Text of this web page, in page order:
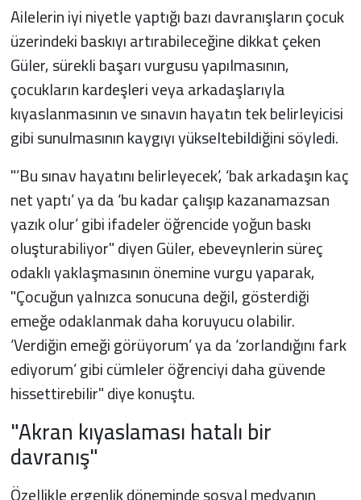
Ailelerin iyi niyetle yaptığı bazı davranışların çocuk
üzerindeki baskıyı artırabileceğine dikkat çeken
Güler, sürekli başarı vurgusu yapılmasının,
çocukların kardeşleri veya arkadaşlarıyla
kıyaslanmasının ve sınavın hayatın tek belirleyicisi
gibi sunulmasının kaygıyı yükseltebildiğini söyledi.
"’Bu sınav hayatını belirleyecek’, ‘bak arkadaşın kaç
net yaptı’ ya da ‘bu kadar çalışıp kazanamazsan
yazık olur’ gibi ifadeler öğrencide yoğun baskı
oluşturabiliyor" diyen Güler, ebeveynlerin süreç
odaklı yaklaşmasının önemine vurgu yaparak,
"Çocuğun yalnızca sonucuna değil, gösterdiği
emeğe odaklanmak daha koruyucu olabilir.
‘Verdiğin emeği görüyorum’ ya da ‘zorlandığını fark
ediyorum’ gibi cümleler öğrenciyi daha güvende
hissettirebilir" diye konuştu.
"Akran kıyaslaması hatalı bir
davranış"